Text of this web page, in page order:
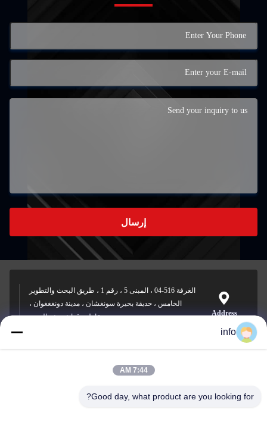
إرسال
Address
الغرفة 516-04 ، المبنى 5 ، رقم 1 ، طريق البحث والتطوير
الخامس ، حديقة بحيرة سونغشان ، مدينة دونغغغوان ،
مقاطعة قوانغدونغ ، الصين
info@gdpowerplus.com
info
7:44 AM
Good day, what product are you looking for?